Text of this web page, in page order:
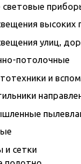
высоких
улиц,
потолочные
и
и сетки